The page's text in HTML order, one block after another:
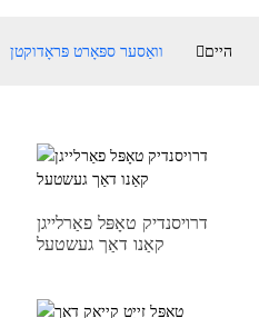
היים וואַסער ספּאָרט פּראָדוקטן
דרויסנדיק טאָפּל פאַרלייגן
קאַנו דאַך געשטעל